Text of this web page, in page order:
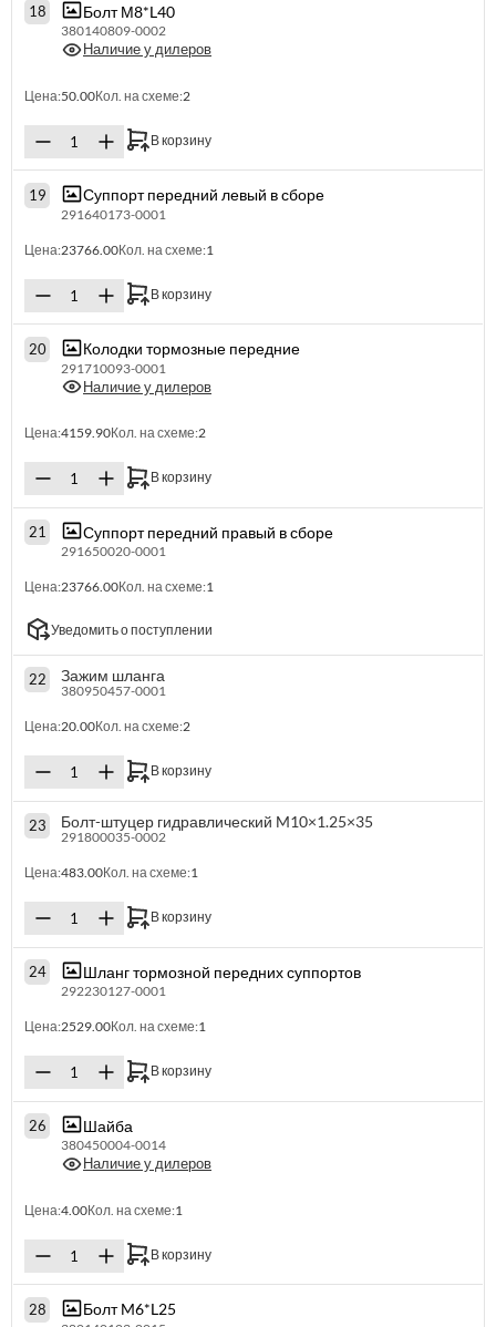
18 Болт М8*L40
380140809-0002
Наличие у дилеров
Цена:50.00Кол. на схеме:2
В корзину
19 Суппорт передний левый в сборе
291640173-0001
Цена:23766.00Кол. на схеме:1
В корзину
20 Колодки тормозные передние
291710093-0001
Наличие у дилеров
Цена:4159.90Кол. на схеме:2
В корзину
21 Суппорт передний правый в сборе
291650020-0001
Цена:23766.00Кол. на схеме:1
Уведомить о поступлении
22 Зажим шланга
380950457-0001
Цена:20.00Кол. на схеме:2
В корзину
23 Болт-штуцер гидравлический M10×1.25×35
291800035-0002
Цена:483.00Кол. на схеме:1
В корзину
24 Шланг тормозной передних суппортов
292230127-0001
Цена:2529.00Кол. на схеме:1
В корзину
26 Шайба
380450004-0014
Наличие у дилеров
Цена:4.00Кол. на схеме:1
В корзину
28 Болт M6*L25